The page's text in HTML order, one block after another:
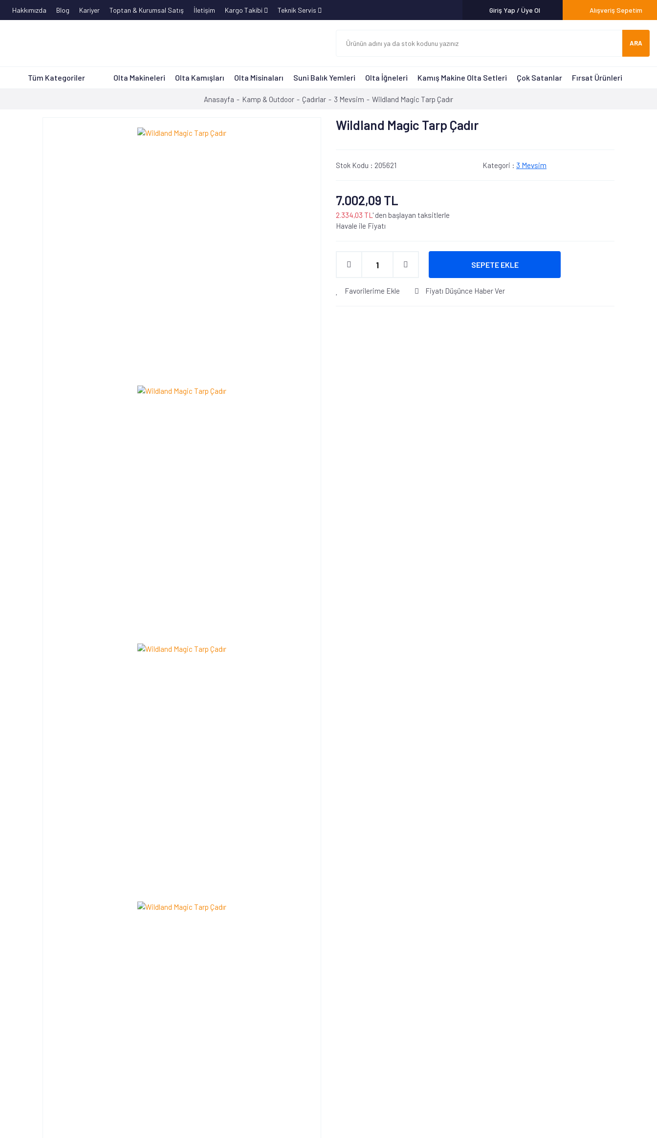
Hakkımızda Blog Kariyer Toptan & Kurumsal Satış İletişim Kargo Takibi Teknik Servis Giriş Yap / Üye Ol Alışveriş Sepetim
ARA
Tüm Kategoriler Olta Makineleri Olta Kamışları Olta Misinaları Suni Balık Yemleri Olta İğneleri Kamış Makine Olta Setleri Çok Satanlar Fırsat Ürünleri
Anasayfa Kamp & Outdoor Çadırlar 3 Mevsim Wildland Magic Tarp Çadır
Wildland Magic Tarp Çadır
Stok Kodu : 205621 Kategori : 3 Mevsim
7.002,09 TL
2.334,03 TL ' den başlayan taksitlerle
Havale ile Fiyatı
SEPETE EKLE
Favorilerime Ekle Fiyatı Düşünce Haber Ver